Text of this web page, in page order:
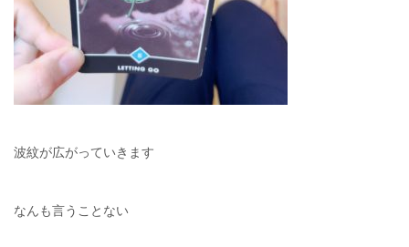
波紋が広がっていきます
なんも言うことない